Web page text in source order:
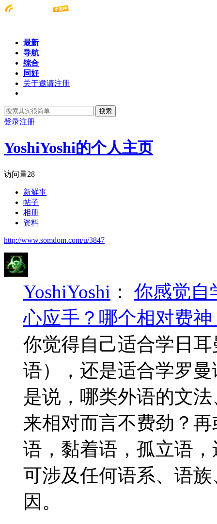
最新
导航
综合
同好
关于邀请注册
搜索
登录注册
YoshiYoshi的个人主页
访问量28
新鲜事
帖子
相册
资料
http://www.somdom.com/u/3847
YoshiYoshi ： 你感觉自
心应手？哪个相对费神
你觉得自己适合学日
语），还是适合学罗
是说，哪类外语的文
来相对而言不费劲？
语，黏着语，孤立语
可涉及任何语系、语
因。